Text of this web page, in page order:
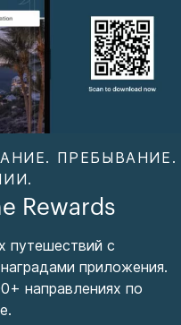
ПРЕБЫВАНИЕ.
Rewards
путешествий с
приложения.
направлениях по